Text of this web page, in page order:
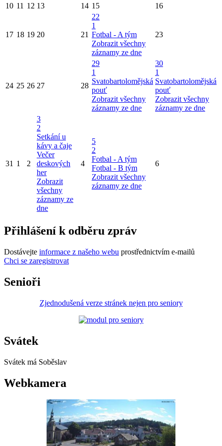
10 11 12 13 14 15 16
17 18 19 20 21
22
1
Fotbal - A tým
Zobrazit všechny
záznamy ze dne
23
24 25 26 27 28
29
1
Svatobartolomějská
pouť
Zobrazit všechny
záznamy ze dne
30
1
Svatobartolomějská
pouť
Zobrazit všechny
záznamy ze dne
31 1 2
3
2
Setkání u
kávy a čaje
Večer
deskových
her
Zobrazit
všechny
záznamy ze
dne
4
5
2
Fotbal - A tým
Fotbal - B tým
Zobrazit všechny
záznamy ze dne
6
Přihlášení k odběru zpráv
Dostávejte informace z našeho webu prostřednictvím e-mailů
Chci se zaregistrovat
Senioři
Zjednodušená verze stránek nejen pro seniory
Svátek
Svátek má Soběslav
Webkamera